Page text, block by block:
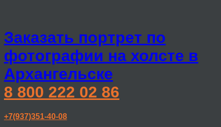
Заказать портрет по
фотографии на холсте в
Архангельске
8 800 222 02 86
+7(937)351-40-08